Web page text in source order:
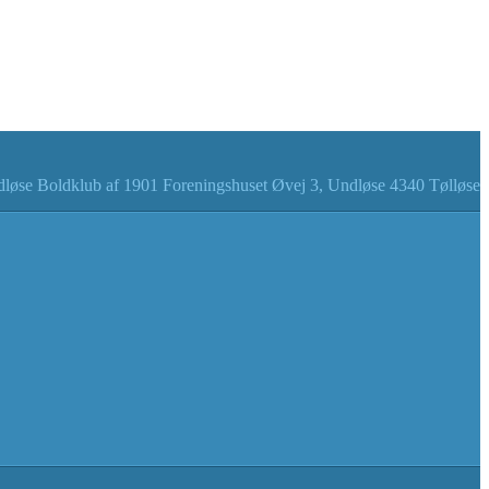
Boldklub af 1901 Foreningshuset Øvej 3, Undløse 4340 Tølløse